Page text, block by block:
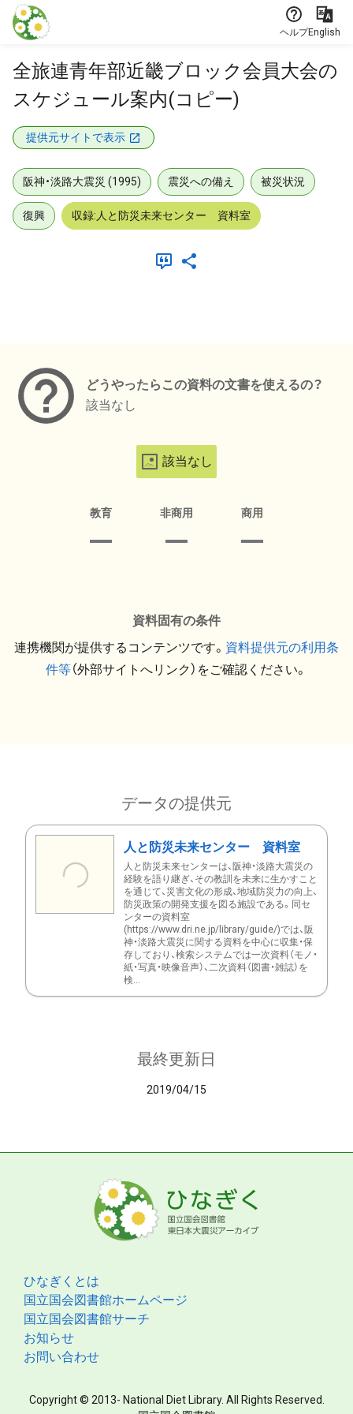
本文に飛ぶ
ヘルプEnglish
全旅連青年部近畿ブロック会員大会の
スケジュール案内(コピー)
提供元サイトで表示
阪神・淡路大震災 (1995) 震災への備え 被災状況
復興 収録:人と防災未来センター 資料室
どうやったらこの資料の文書を使えるの？
該当なし
該当なし
教育 非商用 商用
資料固有の条件
連携機関が提供するコンテンツです。 資料提供元の利用条
件等（外部サイトへリンク）をご確認ください。
データの提供元
人と防災未来センター 資料室
人と防災未来センターは、阪神・淡路大震災の
経験を語り継ぎ、その教訓を未来に生かすこと
を通じて、災害文化の形成、地域防災力の向上、
防災政策の開発支援を図る施設である。同セ
ンターの資料室
(https://www.dri.ne.jp/library/guide/)では、阪
神・淡路大震災に関する資料を中心に収集・保
存しており、検索システムでは一次資料（モノ・
紙・写真・映像音声）、二次資料（図書・雑誌）を
検...
最終更新日
2019/04/15
ひなぎくとは
国立国会図書館ホームページ
国立国会図書館サーチ
お知らせ
お問い合わせ
Copyright © 2013- National Diet Library. All Rights Reserved.